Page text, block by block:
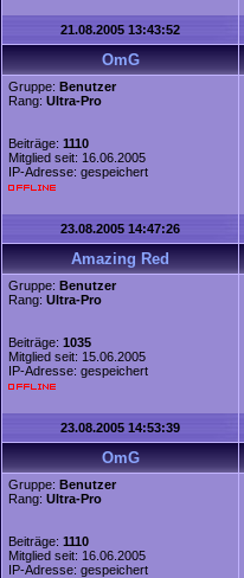
21.08.2005 13:43:52
OmG
Gruppe: Benutzer
Rang: Ultra-Pro
Beiträge: 1110
Mitglied seit: 16.06.2005
IP-Adresse: gespeichert
23.08.2005 14:47:26
Amazing Red
Gruppe: Benutzer
Rang: Ultra-Pro
Beiträge: 1035
Mitglied seit: 15.06.2005
IP-Adresse: gespeichert
23.08.2005 14:53:39
OmG
Gruppe: Benutzer
Rang: Ultra-Pro
Beiträge: 1110
Mitglied seit: 16.06.2005
IP-Adresse: gespeichert